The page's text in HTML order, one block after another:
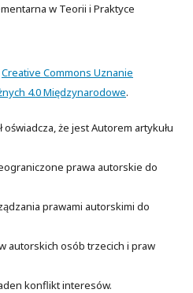
w Teorii i Praktyce
Creative Commons Uznanie
4.0 Międzynarodowe.
oświadcza, że jest Autorem artykułu
prawa autorskie do
prawami autorskimi do
autorskich osób trzecich i praw
konflikt interesów.